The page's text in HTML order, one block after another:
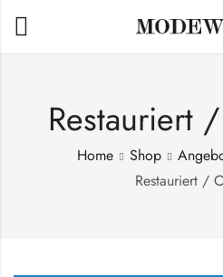
Restauriert
Home Shop
Restauriert /